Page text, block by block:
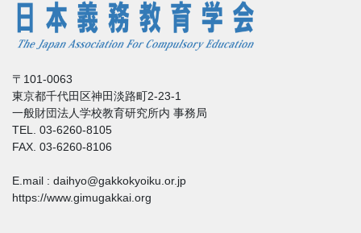
〒101-0063
東京都千代田区神田淡路町2-23-1
一般財団法人学校教育研究所内 事務局
TEL. 03-6260-8105
FAX. 03-6260-8106
E.mail : daihyo@gakkokyoiku.or.jp
https://www.gimugakkai.org